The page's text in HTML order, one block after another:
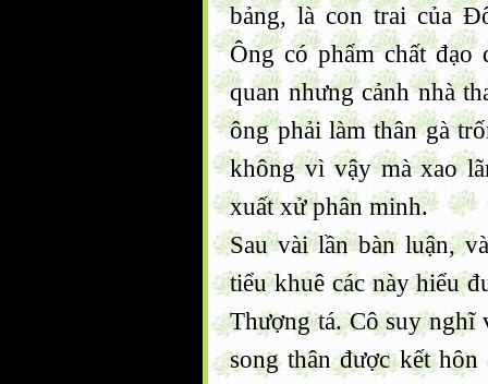
bảng, là con trai của
Ông có phẩm chất
quan nhưng cảnh nhà
ông phải làm thân gà
không vì vậy mà xao
xuất xử phân minh.
Sau vài lần bàn luận,
tiểu khuê các này hiểu
Thượng tá. Cô suy nghĩ
song thân được kết